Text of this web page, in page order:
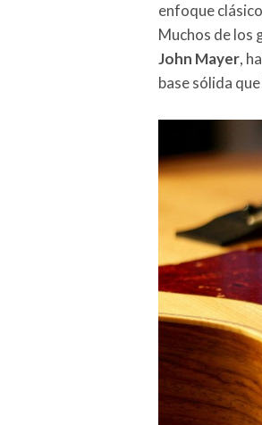
enfoque
Muchos de los
John Mayer,
base sólida